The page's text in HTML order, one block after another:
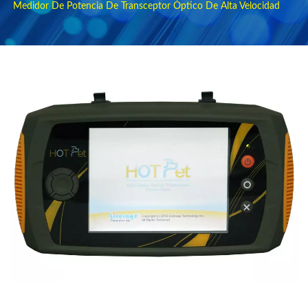
Ópticos Para Redes 5g Y De
innovadoras de prueba de fibra óptica para centros de datos
Medidor De Potencia De Transceptor Óptico De Alta Velocidad